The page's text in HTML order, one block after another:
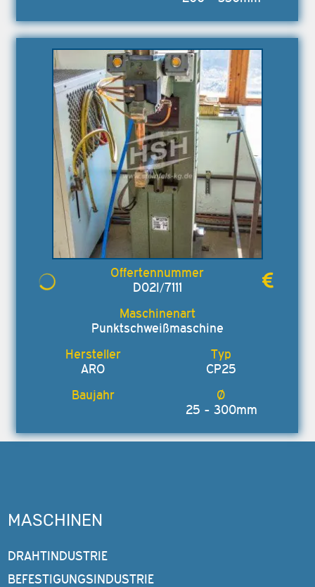
D02I/7111
Punktschweißmaschine
ARO CP25
25 - 300mm
MASCHINEN
DRAHTINDUSTRIE
BEFESTIGUNGSINDUSTRIE